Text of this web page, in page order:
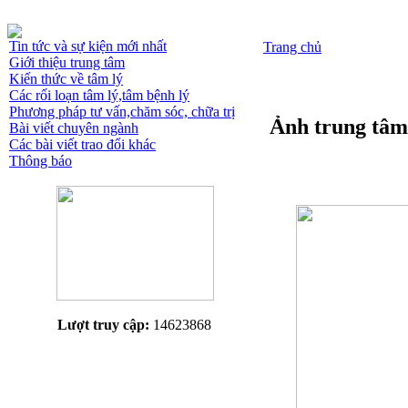
Tin tức và sự kiện mới nhất
Giới thiệu trung tâm
Kiến thức về tâm lý
Các rối loạn tâm lý,tâm bệnh lý
Phương pháp tư vấn,chăm sóc, chữa trị
Bài viết chuyên ngành
Các bài viết trao đổi khác
Thông báo
Lượt truy cập: 14623868
Trang chủ
Ảnh trung tâm